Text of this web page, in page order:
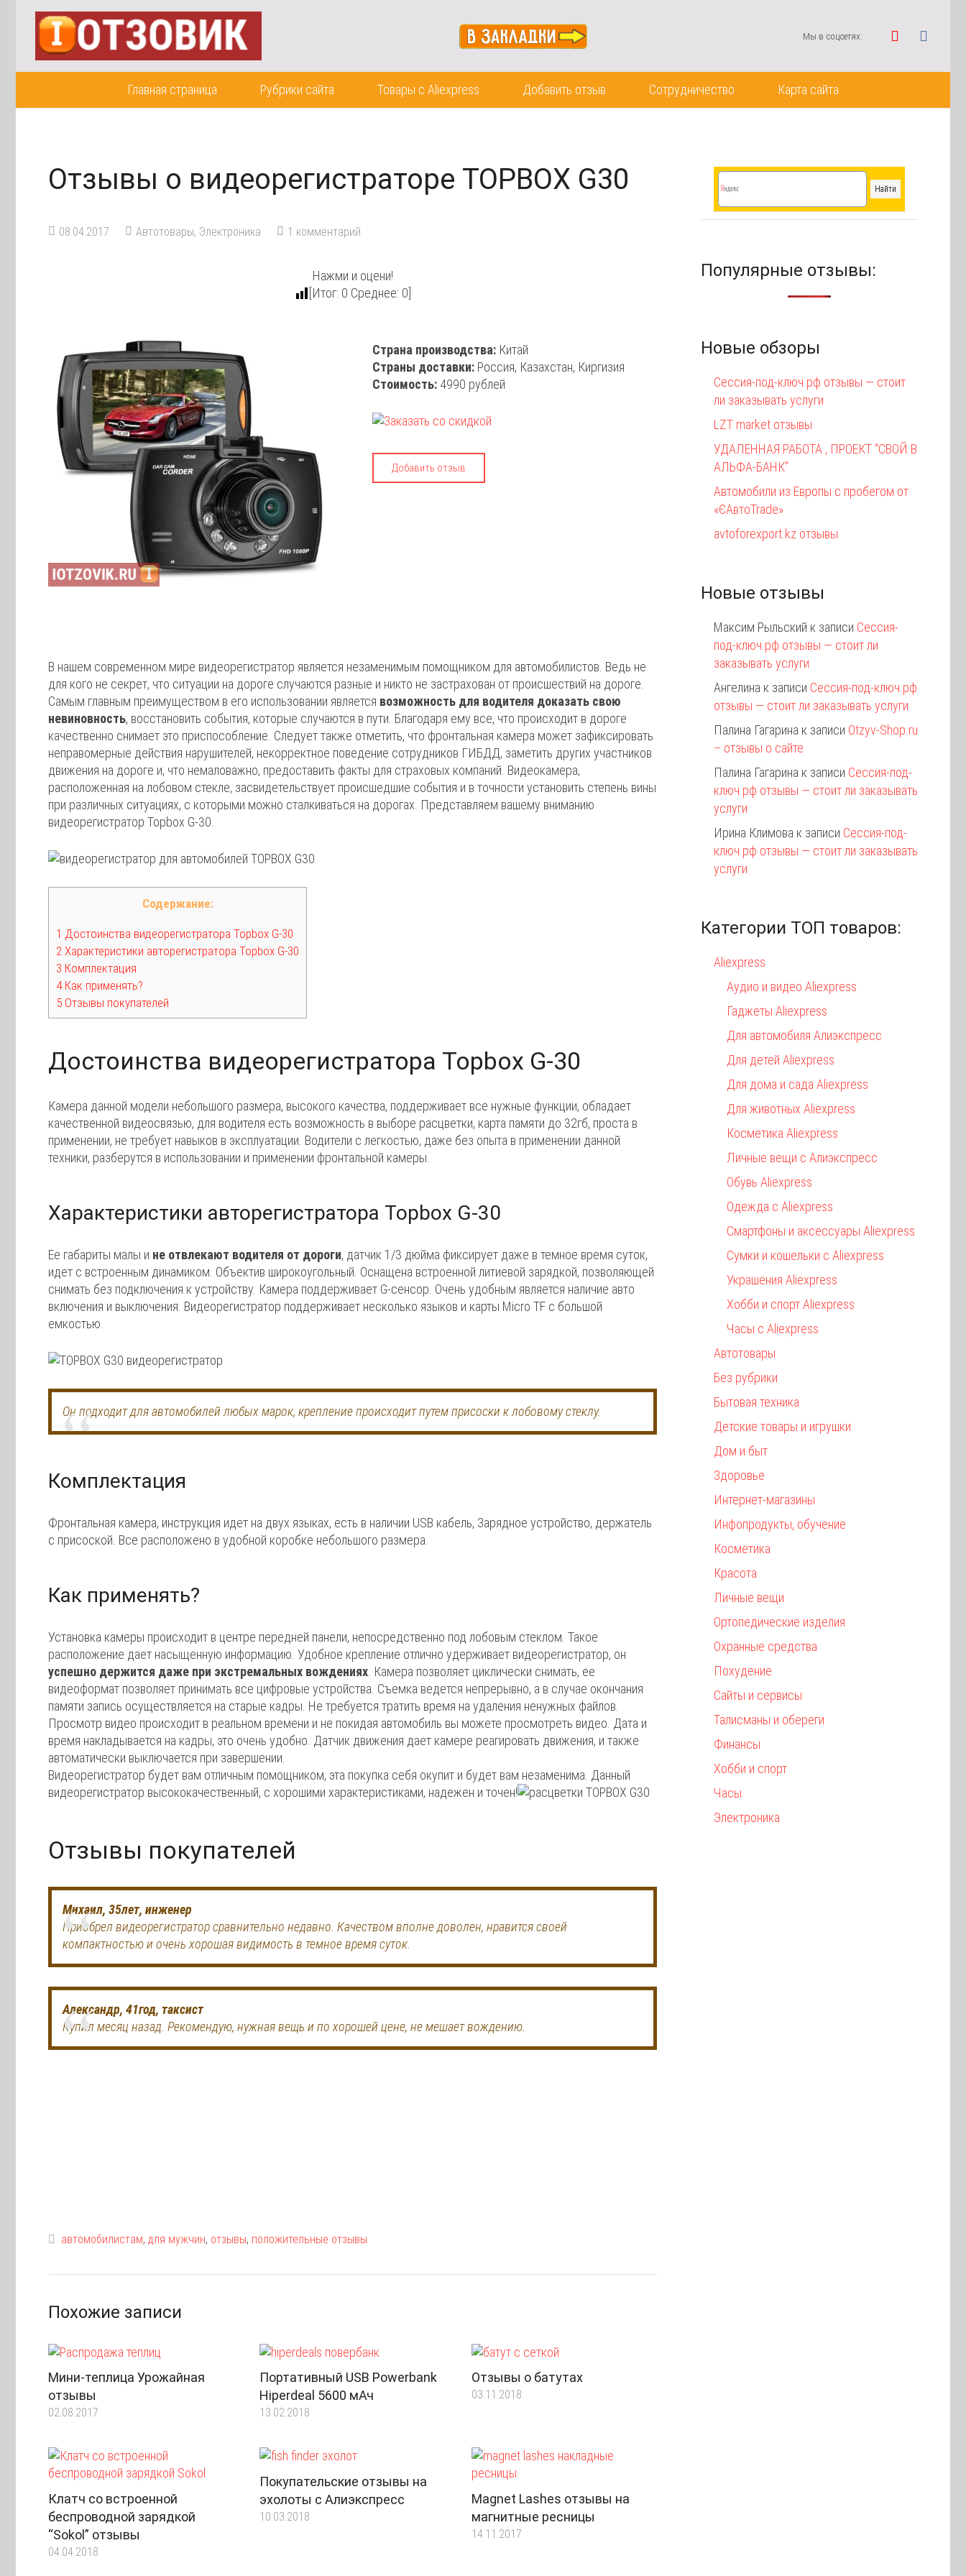
Мы в соцсетях:
Главная страница Рубрики сайта Товары с Aliexpress Добавить отзыв Сотрудничество Карта сайта
Отзывы о видеорегистраторе TOPBOX G30
08.04.2017 Автотовары, Электроника 1 комментарий
Нажми и оцени!
[Итог: 0 Среднее: 0
Страна производства:Китай
Страны доставки:Россия, Казахстан, Киргизия
Стоимость:4990 рублей
Добавить отзыв
В нашем современном мире видеорегистратор является незаменимым помощником для автомобилистов. Ведь не
для кого не секрет, что ситуации на дороге случаются разные и никто не застрахован от происшествий на дороге.
Самым главным преимуществом в его использовании является возможность для водителя доказать свою
невиновность, восстановить события, которые случаются в пути. Благодаря ему все, что происходит в дороге
качественно снимает это приспособление. Следует также отметить, что фронтальная камера может зафиксировать
неправомерные действия нарушителей, некорректное поведение сотрудников ГИБДД, заметить других участников
движения на дороге и, что немаловажно, предоставить факты для страховых компаний. Видеокамера,
расположенная на лобовом стекле, засвидетельствует происшедшие события и в точности установить степень вины
при различных ситуациях, с которыми можно сталкиваться на дорогах. Представляем вашему вниманию
видеорегистратор Topbox G-30.
Содержание:
1 Достоинства видеорегистратора Topbox G-30
2 Характеристики авторегистратора Topbox G-30
3 Комплектация
4 Как применять?
5 Отзывы покупателей
Достоинства видеорегистратора Topbox G-30
Камера данной модели небольшого размера, высокого качества, поддерживает все нужные функции, обладает
качественной видеосвязью, для водителя есть возможность в выборе расцветки, карта памяти до 32гб, проста в
применении, не требует навыков в эксплуатации. Водители с легкостью, даже без опыта в применении данной
техники, разберутся в использовании и применении фронтальной камеры.
Характеристики авторегистратора Topbox G-30
Ее габариты малы и не отвлекают водителя от дороги, датчик 1/3 дюйма фиксирует даже в темное время суток,
идет с встроенным динамиком. Объектив широкоугольный. Оснащена встроенной литиевой зарядкой, позволяющей
снимать без подключения к устройству. Камера поддерживает G-сенсор. Очень удобным является наличие авто
включения и выключения. Видеорегистратор поддерживает несколько языков и карты Micro TF с большой
емкостью.
Он подходит для автомобилей любых марок, крепление происходит путем присоски к лобовому стеклу.
Комплектация
Фронтальная камера, инструкция идет на двух языках, есть в наличии USB кабель, Зарядное устройство, держатель
с присоской. Все расположено в удобной коробке небольшого размера.
Как применять?
Установка камеры происходит в центре передней панели, непосредственно под лобовым стеклом. Такое
расположение дает насыщенную информацию. Удобное крепление отлично удерживает видеорегистратор, он
успешно держится даже при экстремальных вождениях . Камера позволяет циклически снимать, ее
видеоформат позволяет принимать все цифровые устройства. Съемка ведется непрерывно, а в случае окончания
памяти запись осуществляется на старые кадры. Не требуется тратить время на удаления ненужных файлов.
Просмотр видео происходит в реальном времени и не покидая автомобиль вы можете просмотреть видео. Дата и
время накладывается на кадры, это очень удобно. Датчик движения дает камере реагировать движения, и также
автоматически выключается при завершении.
Видеорегистратор будет вам отличным помощником, эта покупка себя окупит и будет вам незаменима. Данный
видеорегистратор высококачественный, с хорошими характеристиками, надежен и точен!
Отзывы покупателей
Михаил, 35лет, инженер
Приобрел видеорегистратор сравнительно недавно. Качеством вполне доволен, нравится своей
компактностью и очень хорошая видимость в темное время суток.
Александр, 41год, таксист
Купил месяц назад. Рекомендую, нужная вещь и по хорошей цене, не мешает вождению.
автомобилистам, для мужчин, отзывы, положительные отзывы
Похожие записи
Мини-теплица Урожайная
отзывы
02.08.2017
Портативный USB Powerbank
Hiperdeal 5600 мАч
13.02.2018
Отзывы о батутах
03.11.2018
Клатч со встроенной
беспроводной зарядкой
“Sokol” отзывы
04.04.2018
Покупательские отзывы на
эхолоты с Алиэкспресс
10.03.2018
Magnet Lashes отзывы на
магнитные ресницы
14.11.2017
Популярные отзывы:
Новые обзоры
Сессия-под-ключ.рф отзывы — стоит
ли заказывать услуги
LZT market отзывы
УДАЛЕННАЯ РАБОТА , ПРОЕКТ “СВОЙ В
АЛЬФА-БАНК”
Автомобили из Европы с пробегом от
«ЄАвтоTrаde»
avtoforexport.kz отзывы
Новые отзывы
Максим Рыльский к записи Сессия-
под-ключ.рф отзывы — стоит ли
заказывать услуги
Ангелина к записи Сессия-под-ключ.рф
отзывы — стоит ли заказывать услуги
Палина Гагарина к записи Otzyv-Shop.ru
– отзывы о сайте
Палина Гагарина к записи Сессия-под-
ключ.рф отзывы — стоит ли заказывать
услуги
Ирина Климова к записи Сессия-под-
ключ.рф отзывы — стоит ли заказывать
услуги
Категории ТОП товаров:
Aliexpress
Аудио и видео Aliexpress
Гаджеты Aliexpress
Для автомобиля Алиэкспресс
Для детей Aliexpress
Для дома и сада Aliexpress
Для животных Aliexpress
Косметика Aliexpress
Личные вещи с Алиэкспресс
Обувь Aliexpress
Одежда с Aliexpress
Смартфоны и аксессуары Aliexpress
Сумки и кошельки с Aliexpress
Украшения Aliexpress
Хобби и спорт Aliexpress
Часы с Aliexpress
Автотовары
Без рубрики
Бытовая техника
Детские товары и игрушки
Дом и быт
Здоровье
Интернет-магазины
Инфопродукты, обучение
Косметика
Красота
Личные вещи
Ортопедические изделия
Охранные средства
Похудение
Сайты и сервисы
Талисманы и обереги
Финансы
Хобби и спорт
Часы
Электроника